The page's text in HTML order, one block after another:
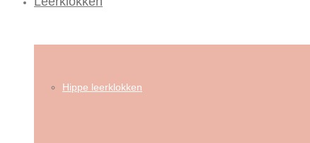
Hippe leerklokken